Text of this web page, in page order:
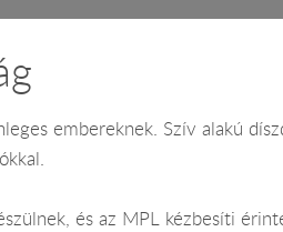
embereknek. Szív alakú
és az MPL kézbesíti